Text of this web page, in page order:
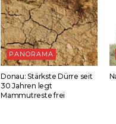
PANORAMA
Donau: Stärkste Dürre seit
30 Jahren legt
Mammutreste frei